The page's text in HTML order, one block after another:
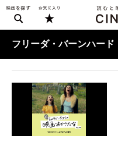
フリーダ・バーンハード